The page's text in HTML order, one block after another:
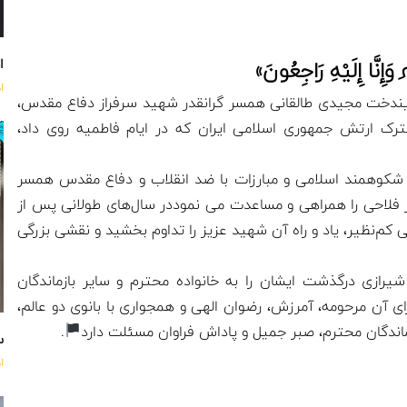
وَإِنَّا إِلَيْهِ رَاجِعُونَ»
مجیدی طالقانی همسر گرانقدر شهید سرفراز دفاع مقدس،
ارتش جمهوری اسلامی ایران که در ایام فاطمیه روی داد،
شکوهمند اسلامی و مبارزات با ضد انقلاب و دفاع مقدس همسر
را همراهی و مساعدت می نموددر سال‌های طولانی پس از
یاد و راه آن شهید عزیز را تداوم بخشید و نقشی بزرگی
درگذشت ایشان را به خانواده محترم و سایر بازماندگان
آن مرحومه، آمرزش، رضوان الهی و همجواری با بانوی دو عالم،
محترم، صبر جمیل و پاداش فراوان مسئلت دارد
.